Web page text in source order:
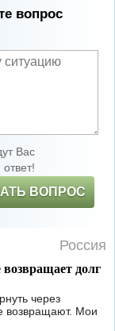
вопрос
Вас
ВОПРОС
Россия
долг
через
возвращают. Мои